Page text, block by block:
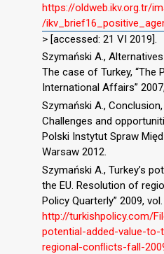
https://oldweb.ikv.org.tr/
/
> [accessed: 21 VI 2019].
Szymański A.,
The case of Turkey, “The
International Affairs”
Szymański A.,
Challenges and
Polski Instytut Spraw
Warsaw 2012.
Szymański A., Turkey’s
the EU. Resolution of
Policy Quarterly” 2009,
http://turkishpolicy.com/
potential-added-value-
regional-conﬂicts-fall-